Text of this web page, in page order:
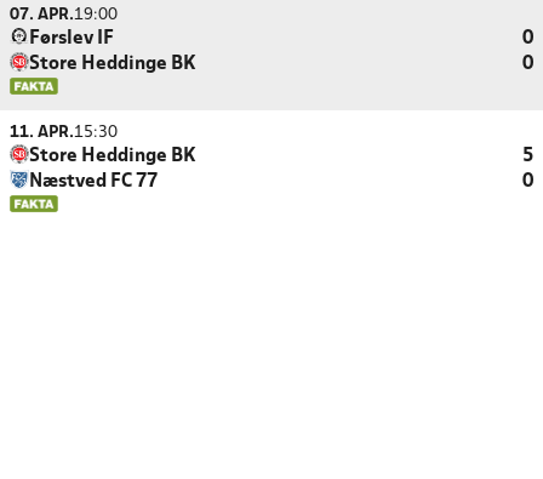
07. APR.19:00
Førslev IF
0
Store Heddinge BK
0
11. APR.15:30
Store Heddinge BK
5
Næstved FC 77
0